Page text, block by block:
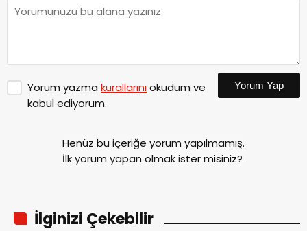
Yorum yazma kurallarınıokudum ve
kabul ediyorum.
Yorum Yap
Henüz bu içeriğe yorum yapılmamış.
İlk yorum yapan olmak ister misiniz?
İlginizi Çekebilir